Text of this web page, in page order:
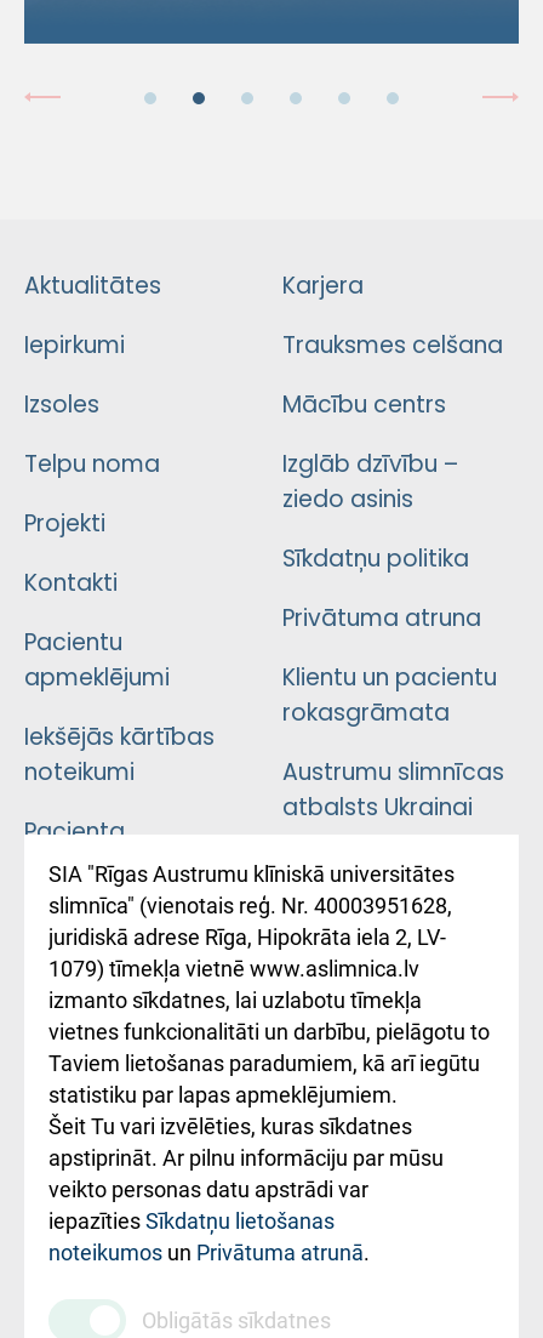
Aktualitātes
Iepirkumi
Izsoles
Telpu noma
Projekti
Kontakti
Pacientu
apmeklējumi
Iekšējās kārtības
noteikumi
Pacienta
atsauksmju/sūdzību
iesniegšanas
kārtība
Kā pie mums nokļūt
Rēķinu apmaksas
ceļvedis
Rekvizīti un
ārstniecības
iestādes kods
010000234
Maksas
Karjera
Trauksmes celšana
Mācību centrs
Izglāb dzīvību –
ziedo asinis
Sīkdatņu politika
Privātuma atruna
Klientu un pacientu
rokasgrāmata
Austrumu slimnīcas
atbalsts Ukrainai
Підтримка Східної
лікарні та співпраця з
Україною
SIA "Rīgas Austrumu klīniskā universitātes
slimnīca" (vienotais reģ. Nr. 40003951628,
juridiskā adrese Rīga, Hipokrāta iela 2, LV-
1079) tīmekļa vietnē www.aslimnica.lv
izmanto sīkdatnes, lai uzlabotu tīmekļa
vietnes funkcionalitāti un darbību, pielāgotu to
Taviem lietošanas paradumiem, kā arī iegūtu
statistiku par lapas apmeklējumiem.
Šeit Tu vari izvēlēties, kuras sīkdatnes
apstiprināt. Ar pilnu informāciju par mūsu
veikto personas datu apstrādi var
iepazītiesSīkdatņu lietošanas
noteikumos un Privātuma atrunā.
Obligātās sīkdatnes